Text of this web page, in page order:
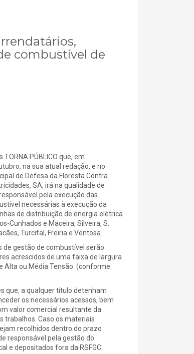
combustível de
TORNA PÚBLICO que, em
na sua atual redação, e no
de Defesa da Floresta Contra
SA, irá na qualidade de
pela execução das
necessárias à execução da
de distribuição de energia elétrica
Cunhados e Maceira, Silveira, S.
Turcifal, Freiria e Ventosa.
de gestão de combustível serão
acrescidos de uma faixa de largura
Alta ou Média Tensão. (conforme
que, a qualquer título detenham
os necessários acessos, bem
valor comercial resultante da
trabalhos. Caso os materiais
recolhidos dentro do prazo
responsável pela gestão do
e depositados fora da RSFGC.